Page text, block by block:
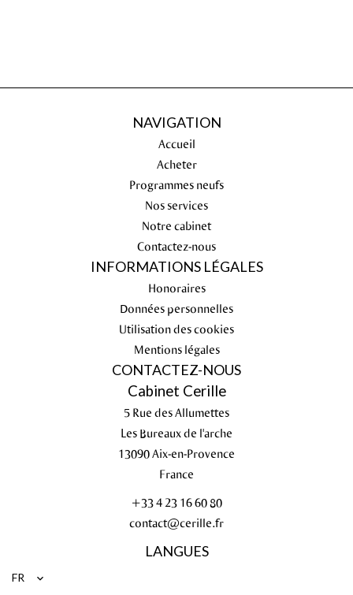
NAVIGATION
Accueil
Acheter
Programmes neufs
Nos services
Notre cabinet
Contactez-nous
INFORMATIONS LÉGALES
Honoraires
Données personnelles
Utilisation des cookies
Mentions légales
CONTACTEZ-NOUS
Cabinet Cerille
5 Rue des Allumettes
Les Bureaux de l'arche
13090Aix-en-Provence
France
+33 4 23 16 60 80
contact@cerille.fr
LANGUES
FR